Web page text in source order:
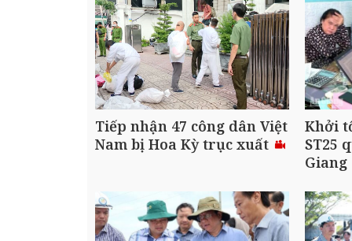
Tiếp nhận 47 công dân Việt
Nam bị Hoa Kỳ trục xuất
Khởi
ST25
Giang